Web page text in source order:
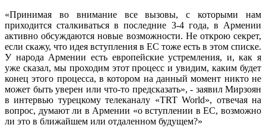
«Принимая во внимание все вызовы, с которыми нам
приходится сталкиваться в последние 3-4 года, в Армении
активно обсуждаются новые возможности. Не открою секрет,
если скажу, что идея вступления в ЕС тоже есть в этом списке.
У народа Армении есть европейские устремления, и, как я
уже сказал, мы проходим этот процесс и увидим, каким будет
конец этого процесса, в котором на данный момент никто не
может быть уверен или что-то предсказать», - заявил Мирзоян
в интервью турецкому телеканалу «TRT World», отвечая на
вопрос, думают ли в Армении «о вступлении в ЕС, возможно
ли это в ближайшем или отдаленном будущем?»